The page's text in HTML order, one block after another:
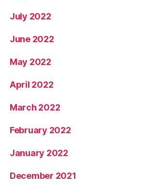
July 2022
June 2022
May 2022
April 2022
March 2022
February 2022
January 2022
December 2021